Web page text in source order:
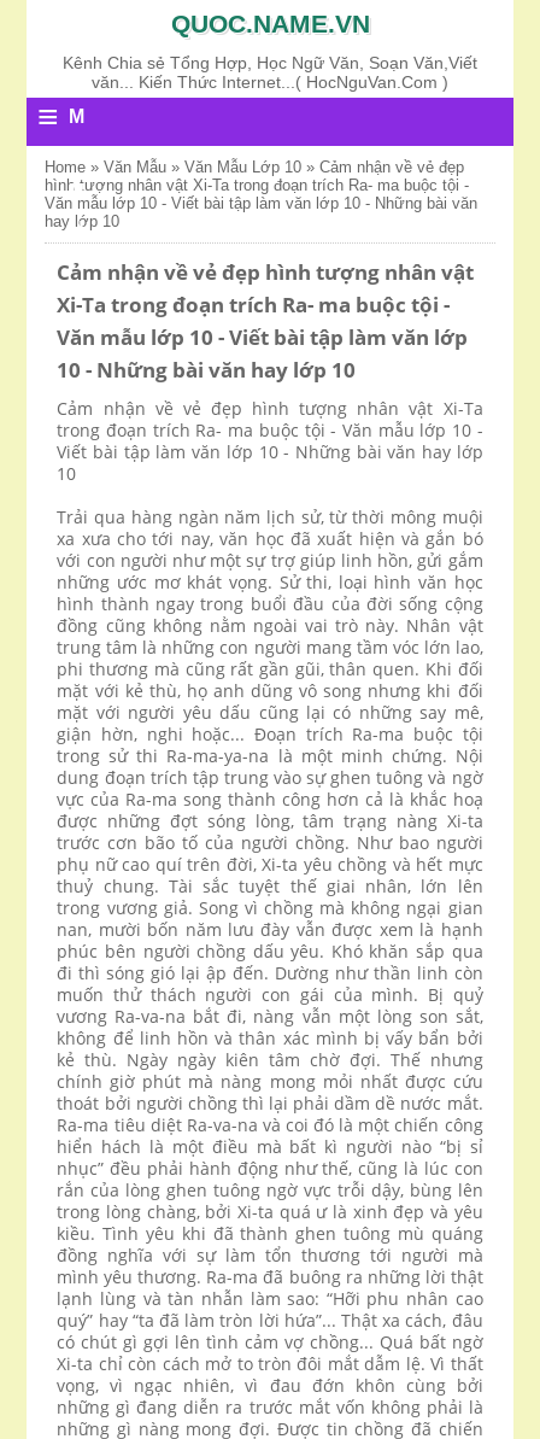
QUOC.NAME.VN
Kênh Chia sẻ Tổng Hợp, Học Ngữ Văn, Soạn Văn,Viết
văn... Kiến Thức Internet...( HocNguVan.Com )
≡
M
N
U
Home »Văn Mẫu »Văn Mẫu Lớp 10 »Cảm nhận về vẻ đẹp
hình tượng nhân vật Xi-Ta trong đoạn trích Ra- ma buộc tội -
Văn mẫu lớp 10 - Viết bài tập làm văn lớp 10 - Những bài văn
hay lớp 10
Cảm nhận về vẻ đẹp hình tượng nhân vật
Xi-Ta trong đoạn trích Ra- ma buộc tội -
Văn mẫu lớp 10 - Viết bài tập làm văn lớp
10 - Những bài văn hay lớp 10
Cảm nhận về vẻ đẹp hình tượng nhân vật Xi-Ta
trong đoạn trích Ra- ma buộc tội - Văn mẫu lớp 10 -
Viết bài tập làm văn lớp 10 - Những bài văn hay lớp
10
Trải qua hàng ngàn năm lịch sử, từ thời mông muội
xa xưa cho tới nay, văn học đã xuất hiện và gắn bó
với con người như một sự trợ giúp linh hồn, gửi gắm
những ước mơ khát vọng. Sử thi, loại hình văn học
hình thành ngay trong buổi đầu của đời sống cộng
đồng cũng không nằm ngoài vai trò này. Nhân vật
trung tâm là những con người mang tầm vóc lớn lao,
phi thương mà cũng rất gần gũi, thân quen. Khi đối
mặt với kẻ thù, họ anh dũng vô song nhưng khi đối
mặt với người yêu dấu cũng lại có những say mê,
giận hờn, nghi hoặc... Đoạn trích Ra-ma buộc tội
trong sử thi Ra-ma-ya-na là một minh chứng. Nội
dung đoạn trích tập trung vào sự ghen tuông và ngờ
vực của Ra-ma song thành công hơn cả là khắc hoạ
được những đợt sóng lòng, tâm trạng nàng Xi-ta
trước cơn bão tố của người chồng. Như bao người
phụ nữ cao quí trên đời, Xi-ta yêu chồng và hết mực
thuỷ chung. Tài sắc tuyệt thế giai nhân, lớn lên
trong vương giả. Song vì chồng mà không ngại gian
nan, mười bốn năm lưu đày vẫn được xem là hạnh
phúc bên người chồng dấu yêu. Khó khăn sắp qua
đi thì sóng gió lại ập đến. Dường như thần linh còn
muốn thử thách người con gái của mình. Bị quỷ
vương Ra-va-na bắt đi, nàng vẫn một lòng son sắt,
không để linh hồn và thân xác mình bị vấy bẩn bởi
kẻ thù. Ngày ngày kiên tâm chờ đợi. Thế nhưng
chính giờ phút mà nàng mong mỏi nhất được cứu
thoát bởi người chồng thì lại phải dầm dề nước mắt.
Ra-ma tiêu diệt Ra-va-na và coi đó là một chiến công
hiển hách là một điều mà bất kì người nào “bị sỉ
nhục” đều phải hành động như thế, cũng là lúc con
rắn của lòng ghen tuông ngờ vực trỗi dậy, bùng lên
trong lòng chàng, bởi Xi-ta quá ư là xinh đẹp và yêu
kiều. Tình yêu khi đã thành ghen tuông mù quáng
đồng nghĩa với sự làm tổn thương tới người mà
mình yêu thương. Ra-ma đã buông ra những lời thật
lạnh lùng và tàn nhẫn làm sao: “Hỡi phu nhân cao
quý” hay “ta đã làm tròn lời hứa”... Thật xa cách, đâu
có chút gì gợi lên tình cảm vợ chồng... Quá bất ngờ
Xi-ta chỉ còn cách mở to tròn đôi mắt dẫm lệ. Vì thất
vọng, vì ngạc nhiên, vì đau đớn khôn cùng bởi
những gì đang diễn ra trước mắt vốn không phải là
những gì nàng mong đợi. Được tin chồng đã chiến